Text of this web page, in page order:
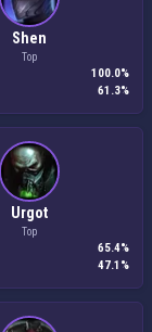
Shen
Top
100.0%
61.3%
Urgot
Top
65.4%
47.1%